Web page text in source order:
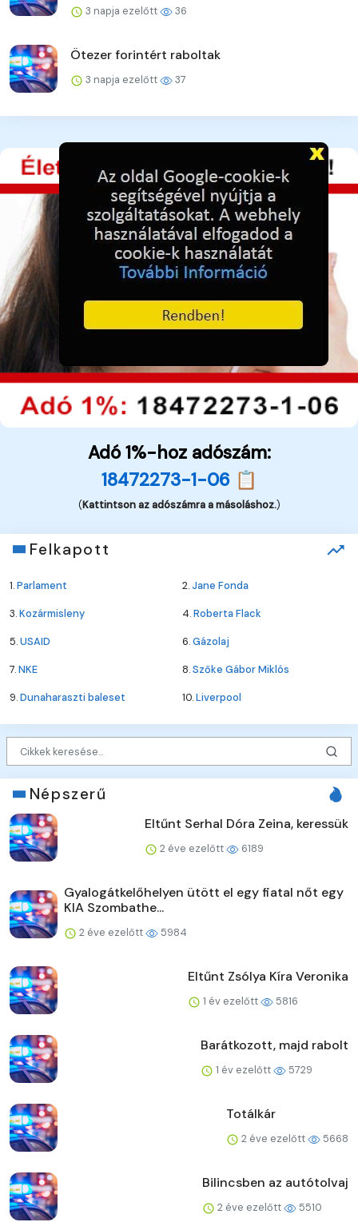
3 napja ezelőtt 36
Ötezer forintért raboltak
3 napja ezelőtt 37
Adó 1%-hoz adószám:
18472273-1-06 📋
(Kattintson az adószámra a másoláshoz.)
Felkapott
1.Parlament 2.Jane Fonda
3.Kozármisleny 4.Roberta Flack
5.USAID 6.Gázolaj
7.NKE 8.Szőke Gábor Miklós
9.Dunaharaszti baleset 10.Liverpool
Népszerű
Eltűnt Serhal Dóra Zeina, keressük
2 éve ezelőtt 6189
Gyalogátkelőhelyen ütött el egy fiatal nőt egy
KIA Szombathe...
2 éve ezelőtt 5984
Eltűnt Zsólya Kíra Veronika
1 év ezelőtt 5816
Barátkozott, majd rabolt
1 év ezelőtt 5729
Totálkár
2 éve ezelőtt 5668
Bilincsben az autótolvaj
2 éve ezelőtt 5510